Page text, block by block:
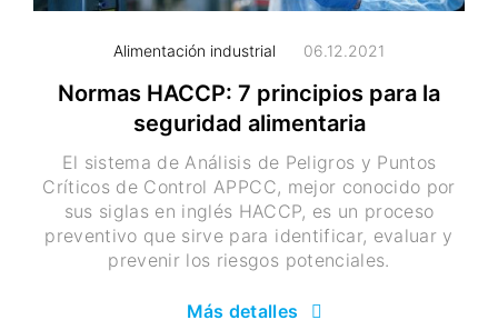
Alimentación industrial 06.12.2021
Normas HACCP: 7 principios para la
seguridad alimentaria
El sistema de Análisis de Peligros y Puntos
Críticos de Control APPCC, mejor conocido por
sus siglas en inglés HACCP, es un proceso
preventivo que sirve para identificar, evaluar y
prevenir los riesgos potenciales.
Más detalles